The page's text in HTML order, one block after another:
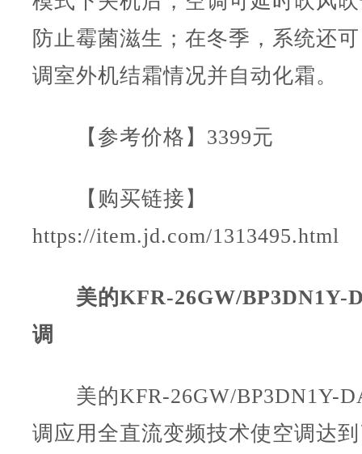
防止霉菌滋生；在冬季，系统还
调室外机结霜情况并自动化霜。
【参考价格】3399元
【购买链接】
https://item.jd.com/1313495.html
美的KFR-26GW/BP3DN1Y-
调
美的KFR-26GW/BP3DN1Y-
调应用全直流变频技术使空调达